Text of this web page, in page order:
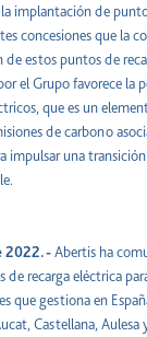
la implantación de
concesiones que la
de estos puntos de
el Grupo favorece la
que es un
de carbono
impulsar una
2022.-Abertis ha
de recarga eléctrica
que gestiona en
Castellana, Aulesa